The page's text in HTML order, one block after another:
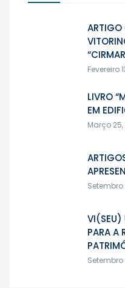
ARTIGO
Fevereiro
LIVRO
EM
Março 25,
Setembro
VI(SEU)
PARA A
Setembro